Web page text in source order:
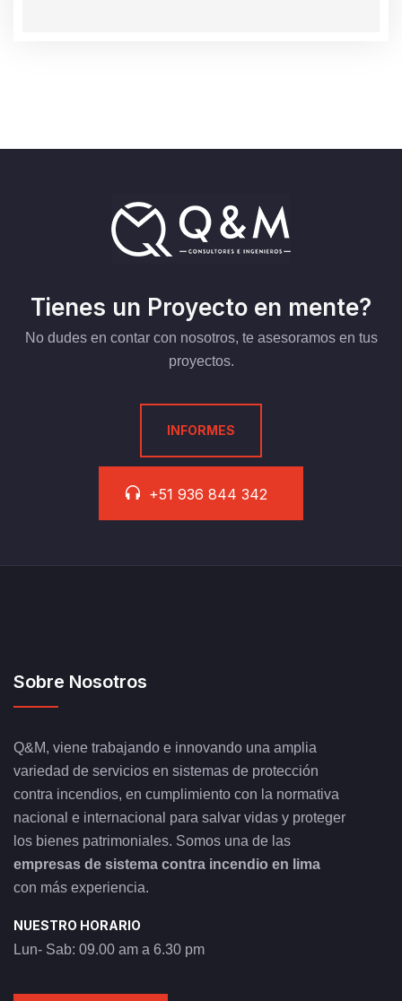
Tienes un Proyecto en mente?
No dudes en contar con nosotros, te asesoramos en tus
proyectos.
INFORMES
+51 936 844 342
Sobre Nosotros
Q&M, viene trabajando e innovando una amplia
variedad de servicios en sistemas de protección
contra incendios, en cumplimiento con la normativa
nacional e internacional para salvar vidas y proteger
los bienes patrimoniales. Somos una de las
empresas de sistema contra incendio en lima
con más experiencia.
NUESTRO HORARIO
Lun- Sab: 09.00 am a 6.30 pm